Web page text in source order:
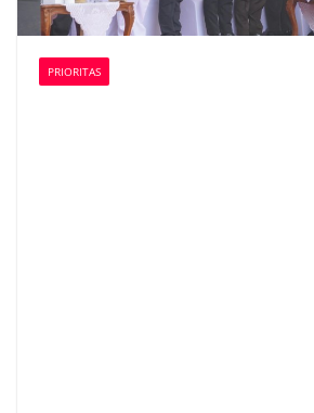
PRIORITAS